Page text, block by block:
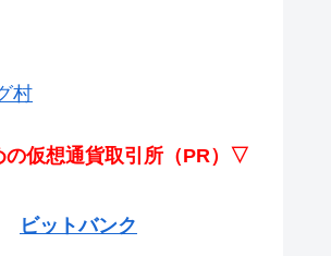
村
仮想通貨取引所（PR）▽
ビットバンク